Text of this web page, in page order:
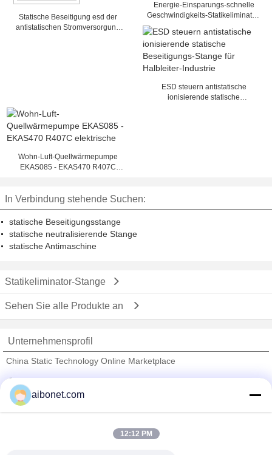
Statische Beseitigung esd der
antistatischen Stromversorgung
Energie-Einsparungs-schnelle
Geschwindigkeits-Statikeliminator-
ESD steuern antistatische
ionisierende statische
Wohn-Luft-Quellwärmepumpe
EKAS085 - EKAS470 R407C
In Verbindung stehende Suchen:
statische Beseitigungsstange
statische neutralisierende Stange
statische Antimaschine
Statikeliminator-Stange
Sehen Sie alle Produkte an
Unternehmensprofil
China Static Technology Online Marketplace
Trust Seal
aibonet.com
12:12 PM